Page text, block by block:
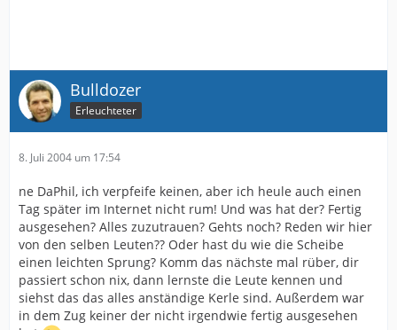
Bulldozer
Erleuchteter
8. Juli 2004 um 17:54
ne DaPhil, ich verpfeife keinen, aber ich heule auch einen
Tag später im Internet nicht rum! Und was hat der? Fertig
ausgesehen? Alles zuzutrauen? Gehts noch? Reden wir hier
von den selben Leuten?? Oder hast du wie die Scheibe
einen leichten Sprung? Komm das nächste mal rüber, dir
passiert schon nix, dann lernste die Leute kennen und
siehst das das alles anständige Kerle sind. Außerdem war
in dem Zug keiner der nicht irgendwie fertig ausgesehen